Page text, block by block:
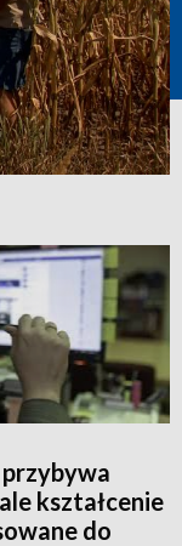
przybywa
kształcenie
do